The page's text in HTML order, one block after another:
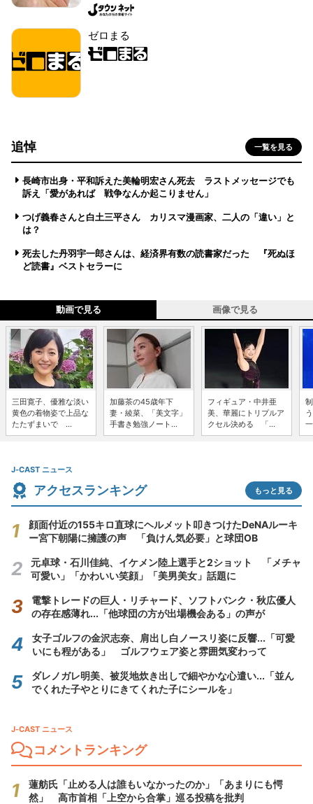
ゼロまる
追悼 一覧を見る
長崎市出身・平和訴えた美輪明宏さん死去 ラストメッセージでも
訴え「愛があれば 戦争なんか起こりません」
つげ義春さんと白土三平さん カリスマ漫画家、二人の「違い」と
は？
死去した丹羽宇一郎さんは、経済界有数の読書家だった 『死ぬほ
ど読書』ベストセラーに
動画で見る 画像で見る
三田寛子、優雅な淡い
黄色の着物姿で上品な
たたずまいで ...
加藤茶の45歳年下
妻・綾菜、「美文字」
手書き勉強ノート...
フィギュア・中井亜
美、華麗にトリプルア
クセル決める 「...
J-CAST ニュース
アクセスランキング もっと見る
顔面付近の155キロ直球にヘルメット叩きつけたDeNAルーキ
ー宮下朝陽に擁護の声 「負けん気必要」と球団OB
元卓球・石川佳純、イケメン陸上選手と2ショット 「メチャ
可愛い」「かわいい笑顔」「美男美女」話題に
電撃トレードの巨人・リチャード、ソフトバンク・秋広優人
の存在感薄れ...「他球団の方が出場機会ある」の声が
女子ゴルフの金沢志奈、肩出し白ノースリ姿に反響...「可愛
いにも程がある」 ゴルフウェア姿と雰囲気変わって
ダレノガレ明美、被災地炊き出しで細やかな心遣い...「並ん
でくれた子やとりにきてくれた子にシールを」
J-CAST ニュース
コメントランキング
蓮舫氏「止める人は誰もいなかったのか」「あまりにも愕
然」 高市首相「上空から合掌」巡る投稿を批判